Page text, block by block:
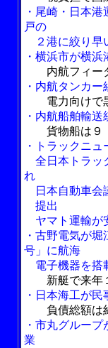
・尾崎・日本
戸の
２港に絞り早
・横浜市が横
内航フィー
・内航タンカ
電力向けで
・内航船舶輸送
貨物船は９
・トラックニュ
全日本トラッ
れ
日本自動車会
提出
ヤマト運輸が
・古野電気が
号」に航海
電子機器を搭
新艇で来年
・日本海工が
負債総額は
・市丸グルー
業